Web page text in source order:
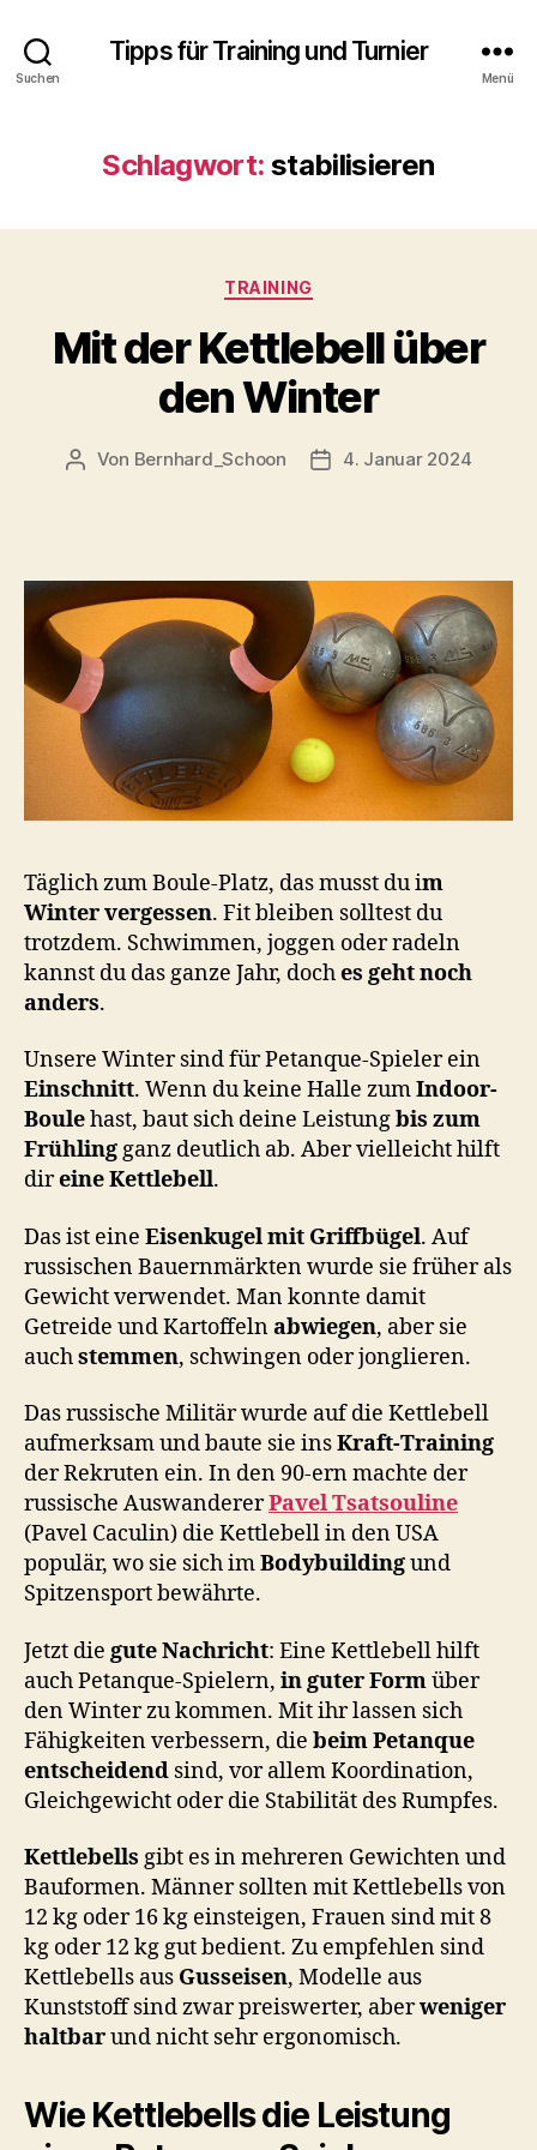
Suchen
Tipps für Training und Turnier
Menü
Schlagwort: stabilisieren
Kategorien
TRAINING
Mit der Kettlebell über
den Winter
Beitragsautor
Von Bernhard_Schoon Veröffentlichungsdatum
4. Januar 2024
Täglich zum Boule-Platz, das musst du im
Winter vergessen. Fit bleiben solltest du
trotzdem. Schwimmen, joggen oder radeln
kannst du das ganze Jahr, doches geht noch
anders.
Unsere Winter sind für Petanque-Spieler ein
Einschnitt. Wenn du keine Halle zumIndoor-
Boulehast, baut sich deine Leistungbis zum
Frühlingganz deutlich ab. Aber vielleicht hilft
direine Kettlebell.
Das ist eine Eisenkugel mit Griffbügel. Auf
russischen Bauernmärkten wurde sie früher als
Gewicht verwendet. Man konnte damit
Getreide und Kartoffelnabwiegen, aber sie
auchstemmen, schwingen oder jonglieren.
Das russische Militär wurde auf die Kettlebell
aufmerksam und baute sie insKraft-Training
der Rekruten ein. In den 90-ern machte der
russische AuswandererPavel Tsatsouline
(Pavel Caculin) die Kettlebell in den USA
populär, wo sie sich imBodybuildingund
Spitzensport bewährte.
Jetzt die gute Nachricht: Eine Kettlebell hilft
auch Petanque-Spielern, in guter Formüber
den Winter zu kommen. Mit ihr lassen sich
Fähigkeiten verbessern, die beim Petanque
entscheidend sind, vor allem Koordination,
Gleichgewicht oder die Stabilität des Rumpfes.
Kettlebells gibt es in mehreren Gewichten und
Bauformen. Männer sollten mit Kettlebells von
12 kg oder 16 kg einsteigen, Frauen sind mit 8
kg oder 12 kg gut bedient. Zu empfehlen sind
Kettlebells aus Gusseisen, Modelle aus
Kunststoff sind zwar preiswerter, aberweniger
haltbarund nicht sehr ergonomisch.
Wie Kettlebells die Leistung